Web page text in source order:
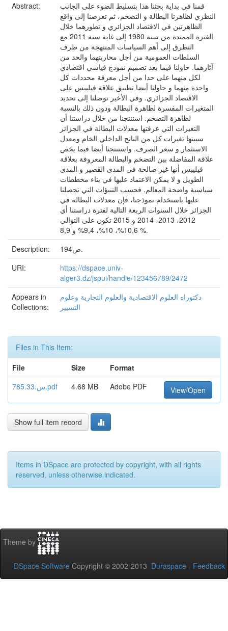
Abstract:
قمنا في بداية بحثنا هذا بتسليط الضوء على الجانب
النظري لظاهرتا البطالة و التضخم، ثم تعرضنا إلى واقع
الظاهرتين في الاقتصاد الجزائري و تطورهما خلال
الفترة الممتدة من سنة 1980 إلى غاية سنة 2011 مع
التطرق إلى أهم السياسات المنتهجة من طرف
السلطات العمومية من أجل محاربتهما والحد من
آثارهما. حاولنا فيما بعد تصميم نموذج قياسي اقتصادي
لكل منهما على حدا من أجل معرفة محددات كل
واحدة منهما و حاولنا أيضا تطبيق علاقة فيليبس على
الاقتصاد الجزائري. وفي الأخير توصلنا إلى تحديد
المتغيرات المفسرة لظاهرة البطالة ودون ذلك بالنسبة
لظاهرة التضخم. استنتجنا من خلال دراستنا أن
التغيرات التي عرفتها معدلات البطالة في الجزائر
سببتها تغيرات كل من الناتج الداخلي الخام ومعدل
الاستثمار و سعر الصرف. واستنتجنا أيضا فيما يخص
علاقة المفاضلة بين التضخم والبطالة المعروفة بعلاقة
فيليبس أنها غير صالحة في المدى القصير و المدى
الطويل و لا يمكن الاعتماد عليها في بناء مخططات
سياسية واضحة المعالم. فحسب التنبؤات التي تحصلنا
عليها باستخدام نموذجنا، فإن معدلات البطالة في
الجزائر خلال السنوات الربعة التالية لفترة دراستنا أي
2012، 2013، 2014 و 2015 تكون على التوالي
10,6%، 10%، 9,4% و 8,9 %.
Description:
194ص.
URI:
https://dspace.univ-
alger3.dz/jspui/handle/123456789/2472
Appears in
Collections:
دكتوراه العلوم الاقتصادية والعلوم التجارية وعلوم
التسيير
Files in This Item:
File
Size
Format
س.785.33.pdf
4.68 MB Adobe PDF View/Open
Show full item record
Items in DSpace are protected by copyright, with all rights
reserved, unless otherwise indicated.
Theme by
DSpace Software Copyright © 2002-2013 Duraspace - Feedback